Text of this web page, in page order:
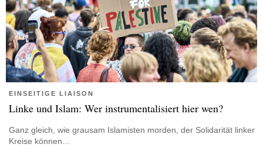
EINSEITIGE LIAISON
Linke und Islam: Wer instrumentalisiert hier wen?
Ganz gleich, wie grausam Islamisten morden, der Solidarität linker
Kreise können…